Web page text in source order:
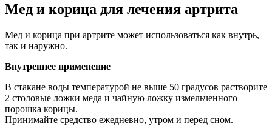
Мед и корица для лечения артрита
Мед и корица при артрите может использоваться как внутрь,
так и наружно.
Внутреннее применение
В стакане воды температурой не выше 50 градусов растворите
2 столовые ложки меда и чайную ложку измельченного
порошка корицы.
Принимайте средство ежедневно, утром и перед сном.